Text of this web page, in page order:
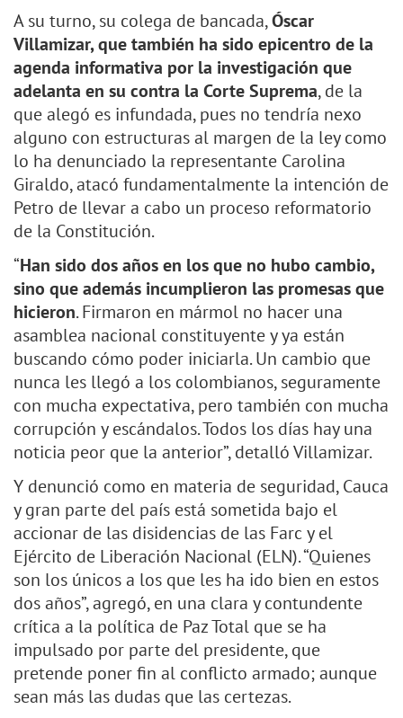
A su turno, su colega de bancada,Óscar
Villamizar, que también ha sido epicentro de la
agenda informativa por la investigación que
adelanta en su contra la Corte Suprema, de la
que alegó es infundada, pues no tendría nexo
alguno con estructuras al margen de la ley como
lo ha denunciado la representante Carolina
Giraldo, atacó fundamentalmente la intención de
Petro de llevar a cabo un proceso reformatorio
de la Constitución.
“Han sido dos años en los que no hubo cambio,
sino que además incumplieron las promesas que
hicieron. Firmaron en mármol no hacer una
asamblea nacional constituyente y ya están
buscando cómo poder iniciarla. Un cambio que
nunca les llegó a los colombianos, seguramente
con mucha expectativa, pero también con mucha
corrupción y escándalos. Todos los días hay una
noticia peor que la anterior”, detalló Villamizar.
Y denunció como en materia de seguridad, Cauca
y gran parte del país está sometida bajo el
accionar de las disidencias de las Farc y el
Ejército de Liberación Nacional (ELN). “Quienes
son los únicos a los que les ha ido bien en estos
dos años”, agregó, en una clara y contundente
crítica a la política de Paz Total que se ha
impulsado por parte del presidente, que
pretende poner fin al conflicto armado; aunque
sean más las dudas que las certezas.